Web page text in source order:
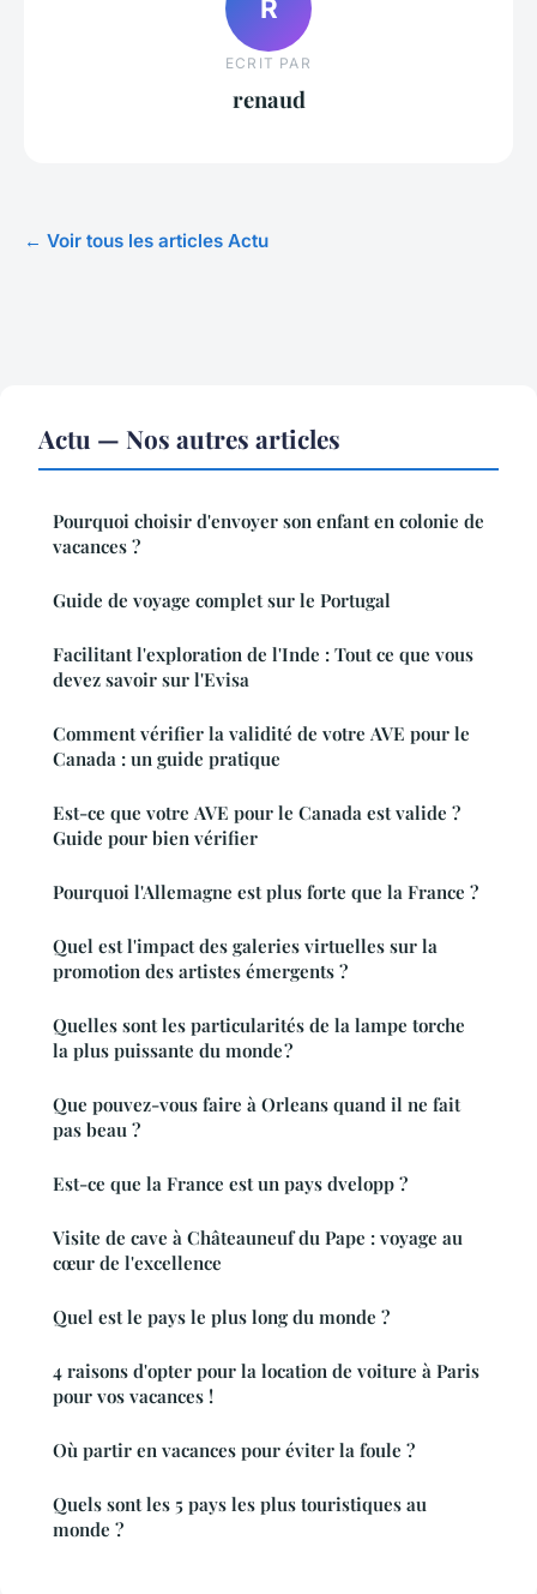
R
ECRIT PAR
renaud
← Voir tous les articles Actu
Actu — Nos autres articles
Pourquoi choisir d'envoyer son enfant en colonie de
vacances ?
Guide de voyage complet sur le Portugal
Facilitant l'exploration de l'Inde : Tout ce que vous
devez savoir sur l'Evisa
Comment vérifier la validité de votre AVE pour le
Canada : un guide pratique
Est-ce que votre AVE pour le Canada est valide ?
Guide pour bien vérifier
Pourquoi l'Allemagne est plus forte que la France ?
Quel est l'impact des galeries virtuelles sur la
promotion des artistes émergents ?
Quelles sont les particularités de la lampe torche
la plus puissante du monde ?
Que pouvez-vous faire à Orleans quand il ne fait
pas beau ?
Est-ce que la France est un pays dvelopp ?
Visite de cave à Châteauneuf du Pape : voyage au
cœur de l'excellence
Quel est le pays le plus long du monde ?
4 raisons d'opter pour la location de voiture à Paris
pour vos vacances !
Où partir en vacances pour éviter la foule ?
Quels sont les 5 pays les plus touristiques au
monde ?